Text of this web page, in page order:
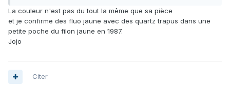
La couleur n'est pas du tout la même que sa pièce
et je confirme des fluo jaune avec des quartz trapus dans une
petite poche du filon jaune en 1987.
Jojo
Citer